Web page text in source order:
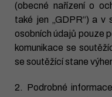
(obecné nařízení o
také jen „GDPR“) a v
osobních údajů pouze
komunikace se
se soutěžící stane
2. Podrobné